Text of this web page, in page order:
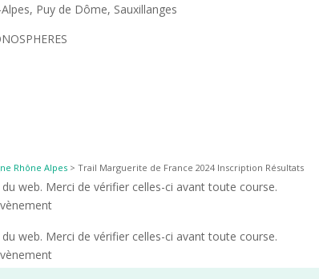
Puy de Dôme, Sauxillanges
Rhône Alpes >Trail Marguerite de France 2024 Inscription Résultats
web. Merci de vérifier celles-ci avant toute course.
web. Merci de vérifier celles-ci avant toute course.